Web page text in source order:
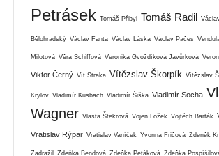
Petrásek Tomáš Přibyl Tomáš Radil
Bělohradský Václav Fanta Václav Láska Václav Pačes
Milotová Věra Schiffová Veronika Gvoždíková Javůrková
Viktor Černý Vít Straka Vítězslav Škorpík Vítězslav
Krylov Vladimír Kusbach Vladimír Šiška Vladimír Socha
Wagner Vlasta Štekrová Vojen Ložek Vojtěch Barták
Vratislav Rýpar Vratislav Vaníček Yvonna Fričová Zdeněk
Zadražil Zdeňka Bendová Zdeňka Petáková Zdeňka